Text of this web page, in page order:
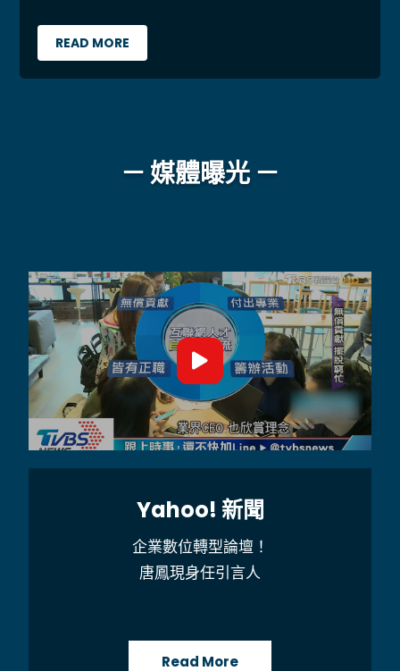
READ MORE
－ 媒體曝光 －
Yahoo! 新聞
企業數位轉型論壇！
唐鳳現身任引言人
Read More